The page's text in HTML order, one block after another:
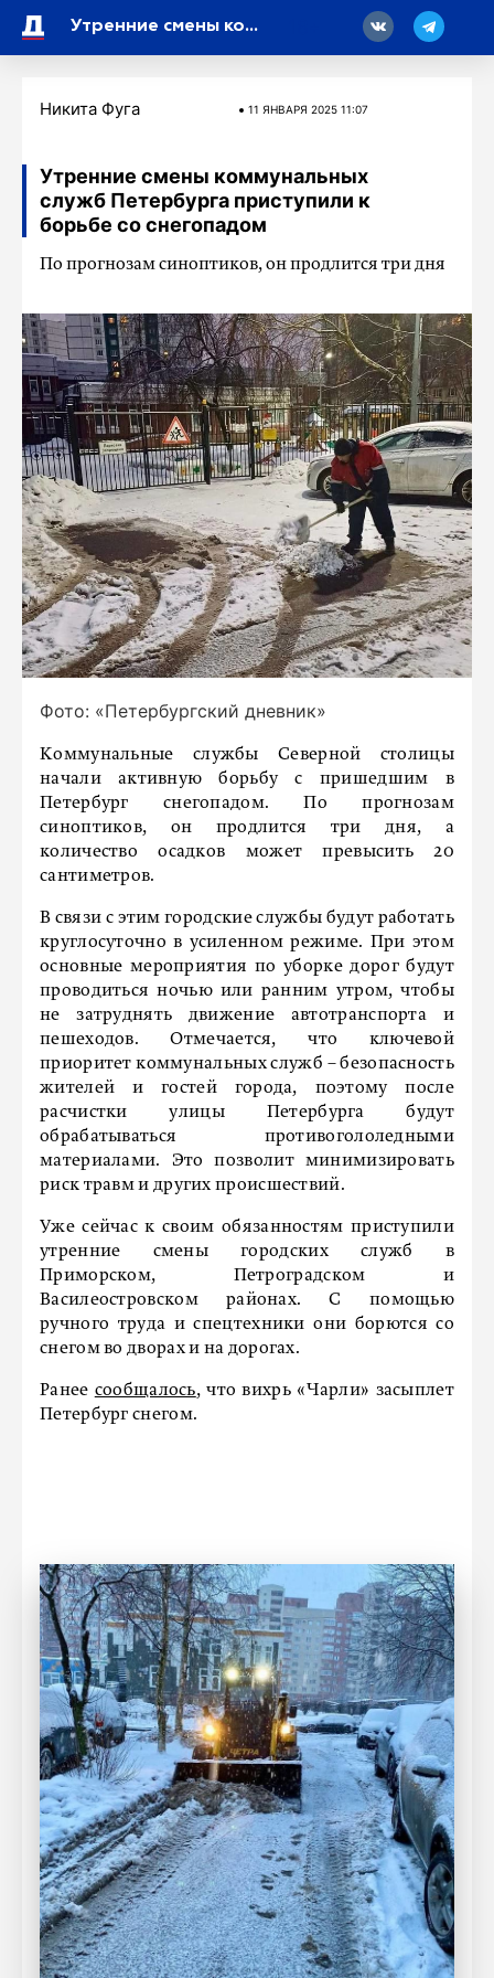
Утренние смены коммунальных служб Петербурга приступили к борьбе со снегопадом
Никита Фуга 11 ЯНВАРЯ 2025 11:07
Утренние смены коммунальных
служб Петербурга приступили к
борьбе со снегопадом
По прогнозам синоптиков, он продлится три дня
Фото: «Петербургский дневник»
Коммунальные службы Северной столицы
начали активную борьбу с пришедшим в
Петербург снегопадом. По прогнозам
синоптиков, он продлится три дня, а
количество осадков может превысить 20
сантиметров.
В связи с этим городские службы будут работать
круглосуточно в усиленном режиме. При этом
основные мероприятия по уборке дорог будут
проводиться ночью или ранним утром, чтобы
не затруднять движение автотранспорта и
пешеходов. Отмечается, что ключевой
приоритет коммунальных служб – безопасность
жителей и гостей города, поэтому после
расчистки улицы Петербурга будут
обрабатываться противогололедными
материалами. Это позволит минимизировать
риск травм и других происшествий.
Уже сейчас к своим обязанностям приступили
утренние смены городских служб в
Приморском, Петроградском и
Василеостровском районах. С помощью
ручного труда и спецтехники они борются со
снегом во дворах и на дорогах.
Ранее сообщалось, что вихрь «Чарли» засыплет
Петербург снегом.